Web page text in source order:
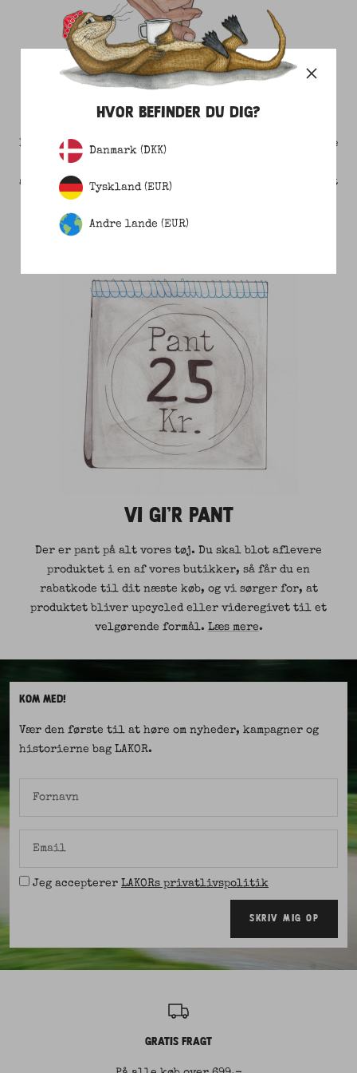
HVOR BEFINDER DU DIG?
Danmark (DKK)
Tyskland (EUR)
Andre lande (EUR)
1 STYKKE TØJ = 1 SEATREE
For hvert stykke tøj du køber, plantes et mangrove-træ
i vandkanten langs Kenyas kyst. Du er dermed med til
at give udsatte lokale et arbejde, fremme biodiversitet
VI GI'R PANT
Der er pant på alt vores tøj. Du skal blot aflevere
produktet i en af vores butikker, så får du en
rabatkode til dit næste køb, og vi sørger for, at
produktet bliver upcycled eller videregivet til et
velgørende formål. Læs mere.
KOM MED!
Vær den første til at høre om nyheder, kampagner og
historierne bag LAKOR.
Fornavn
Email
Jeg accepterer LAKORs privatlivspolitik
SKRIV MIG OP
GRATIS FRAGT